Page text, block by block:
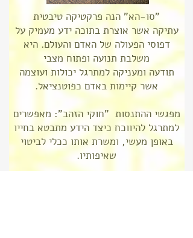
"סו-הא" הנה פרקטיקה טיבטית
עתיקהאשר אוצרת בתוכה ידע מעמיק על
דפוסי הפעולה של האדם והעולם.היא
משלבת תנועה ופתוח מצבי
תודעהומעניקה למתרגל יכולות ועוצמה
אשר קיימות באדם כפוטנציאל.
מפגשי ההתנסות "חוקי הזהב": מאפשרים
למתרגל להיווכח כיצד הידע מתבטא בחייו
באופן מעשי, ומשרת אותו ככלי לביטוי
שאיפותיו.